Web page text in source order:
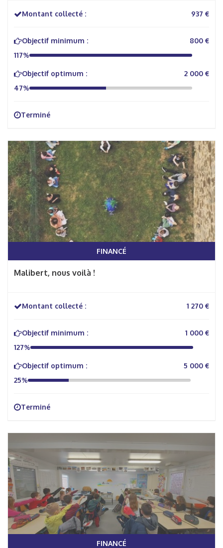
Montant collecté : 937 €
Objectif minimum :
800 €
117%
Objectif optimum :
2 000 €
47%
Terminé
FINANCÉ
Malibert, nous voilà !
Montant collecté : 1 270 €
Objectif minimum :
1 000 €
127%
Objectif optimum :
5 000 €
25%
Terminé
FINANCÉ